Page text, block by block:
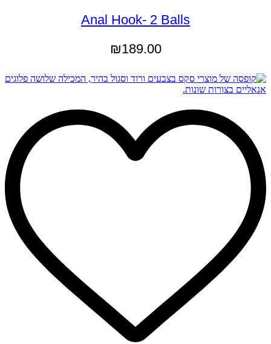
Anal Hook- 2 Balls
₪189.00